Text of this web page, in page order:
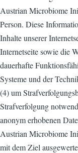
Austrian Microbiome
Person. Diese
Inhalte unserer
Internetseite sowie die
dauerhafte
Systeme und der
(4) um
Strafverfolgung
anonym erhobenen
Austrian Microbiome
mit dem Ziel